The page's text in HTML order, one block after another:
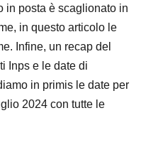
in posta è scaglionato in
in questo articolo le
Infine, un recap del
Inps e le date di
in primis le date per
2024 con tutte le